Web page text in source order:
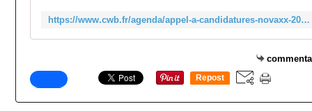
https://www.cwb.fr/agenda/appel-a-candidatures-novaxx-2019?fbclid=IwAR30hIBFGcMHMnH0z9i8tdl_wTh1aCytNcJLxOvrqNtTbjDwVzXEg3KBkYI
Repost